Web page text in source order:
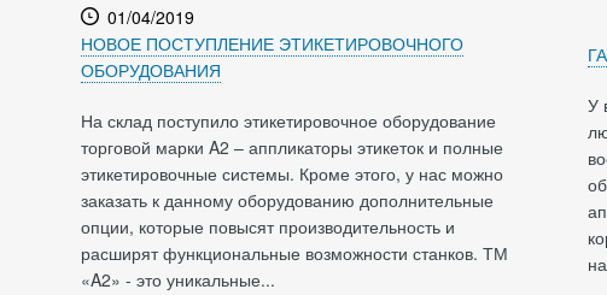
01/04/2019
НОВОЕ ПОСТУПЛЕНИЕ ЭТИКЕТИРОВОЧНОГО
ОБОРУДОВАНИЯ
На склад поступило этикетировочное оборудование
торговой марки A2 – аппликаторы этикеток и полные
этикетировочные системы. Кроме этого, у нас можно
заказать к данному оборудованию дополнительные
опции, которые повысят производительность и
расширят функциональные возможности станков. ТМ
«A2» - это уникальные...
У